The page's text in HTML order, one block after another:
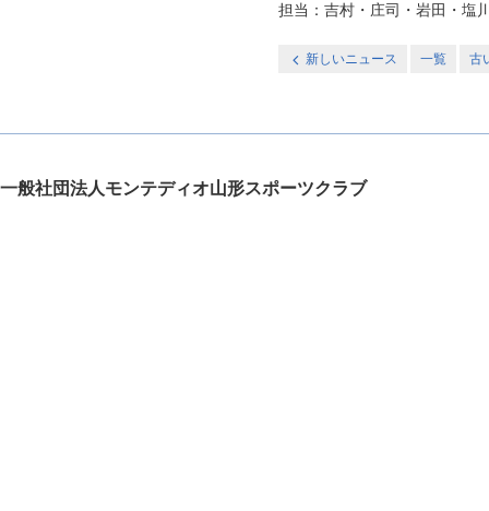
担当：吉村・庄司・岩田・塩
新しいニュース 一覧 古
一般社団法人モンテディオ山形スポーツクラブ